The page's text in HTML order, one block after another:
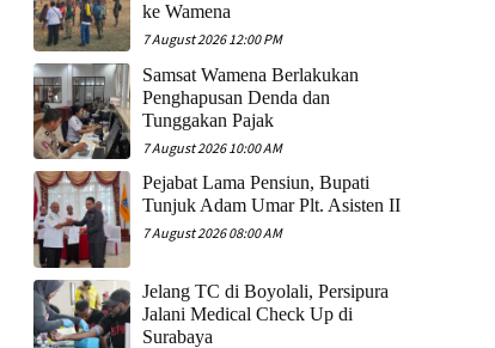
ke Wamena
7 August 2026 12:00 PM
Samsat Wamena Berlakukan
Penghapusan Denda dan
Tunggakan Pajak
7 August 2026 10:00 AM
Pejabat Lama Pensiun, Bupati
Tunjuk Adam Umar Plt. Asisten II
7 August 2026 08:00 AM
Jelang TC di Boyolali, Persipura
Jalani Medical Check Up di
Surabaya